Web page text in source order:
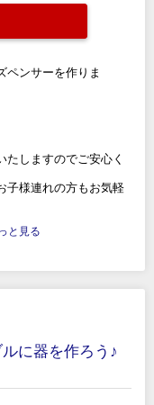
ペンサーを作りま
たしますのでご安心く
子様連れの方もお気軽
と見る
に器を作ろう♪